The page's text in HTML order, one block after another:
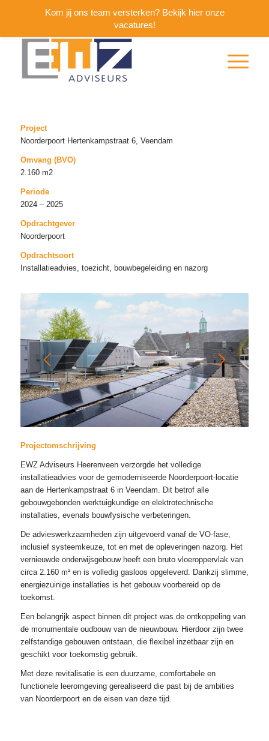
Project
Noorderpoort Hertenkampstraat 6, Veendam
Omvang (BVO)
2.160 m2
Periode
2024 – 2025
Opdrachtgever
Noorderpoort
Opdrachtsoort
Installatieadvies, toezicht, bouwbegeleiding en nazorg
Projectomschrijving
EWZ Adviseurs Heerenveen verzorgde het volledige
installatieadvies voor de gemoderniseerde Noorderpoort-locatie
aan de Hertenkampstraat 6 in Veendam. Dit betrof alle
gebouwgebonden werktuigkundige en elektrotechnische
installaties, evenals bouwfysische verbeteringen.
De advieswerkzaamheden zijn uitgevoerd vanaf de VO-fase,
inclusief systeemkeuze, tot en met de opleveringen nazorg. Het
vernieuwde onderwijsgebouw heeft een bruto vloeroppervlak van
circa 2.160 m² en is volledig gasloos opgeleverd. Dankzij slimme,
energiezuinige installaties is het gebouw voorbereid op de
toekomst.
Een belangrijk aspect binnen dit project was de ontkoppeling van
de monumentale oudbouw van de nieuwbouw. Hierdoor zijn twee
zelfstandige gebouwen ontstaan, die flexibel inzetbaar zijn en
geschikt voor toekomstig gebruik.
Met deze revitalisatie is een duurzame, comfortabele en
functionele leeromgeving gerealiseerd die past bij de ambities
van Noorderpoort en de eisen van deze tijd.
Kom jij ons team versterken? Bekijk hier onze
vacatures!